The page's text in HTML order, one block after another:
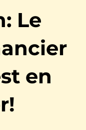
Le
en